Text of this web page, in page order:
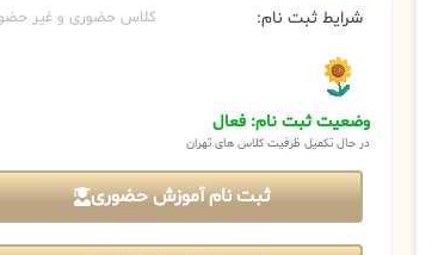
شرایط ثبت نام: کلاس حضوری و غیر
وضعیت ثبت نام: فعال
در حال تکمیل ظرفیت کلاس های تهران
ثبت نام آموزش حضوری